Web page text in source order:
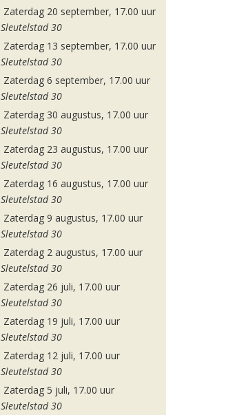
Zaterdag 20 september, 17.00 uur
Sleutelstad 30
Zaterdag 13 september, 17.00 uur
Sleutelstad 30
Zaterdag 6 september, 17.00 uur
Sleutelstad 30
Zaterdag 30 augustus, 17.00 uur
Sleutelstad 30
Zaterdag 23 augustus, 17.00 uur
Sleutelstad 30
Zaterdag 16 augustus, 17.00 uur
Sleutelstad 30
Zaterdag 9 augustus, 17.00 uur
Sleutelstad 30
Zaterdag 2 augustus, 17.00 uur
Sleutelstad 30
Zaterdag 26 juli, 17.00 uur
Sleutelstad 30
Zaterdag 19 juli, 17.00 uur
Sleutelstad 30
Zaterdag 12 juli, 17.00 uur
Sleutelstad 30
Zaterdag 5 juli, 17.00 uur
Sleutelstad 30